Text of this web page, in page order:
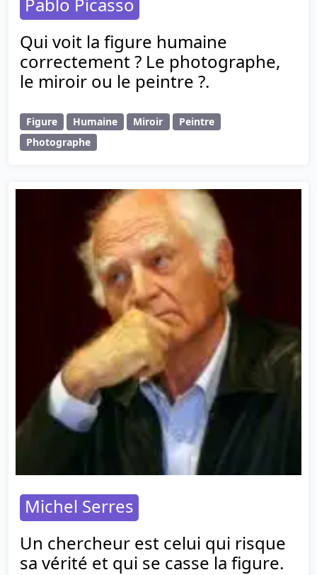
Qui voit la figure humaine
correctement ? Le photographe,
le miroir ou le peintre ?.
Figure Humaine Miroir
Peintre
Photographe
Michel Serres
Un chercheur est celui qui risque
sa vérité et qui se casse la figure.